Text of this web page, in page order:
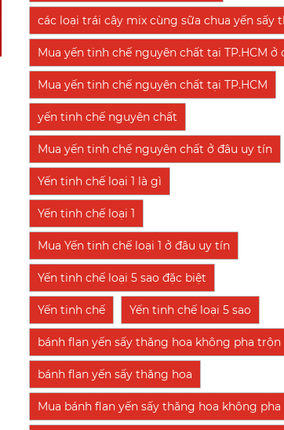
các loại trái cây mix cùng sữa chua yến sấy
Mua yến tinh chế nguyên chất tại TP.HCM ở
Mua yến tinh chế nguyên chất tại TP.HCM
yến tinh chế nguyên chất
Mua yến tinh chế nguyên chất ở đâu uy tín
Yến tinh chế loại 1 là gì
Yến tinh chế loại 1
Mua Yến tinh chế loại 1 ở đâu uy tín
Yến tinh chế loại 5 sao đặc biệt
Yến tinh chế Yến tinh chế loại 5 sao
bánh flan yến sấy thăng hoa không pha trộn
bánh flan yến sấy thăng hoa
Mua bánh flan yến sấy thăng hoa không